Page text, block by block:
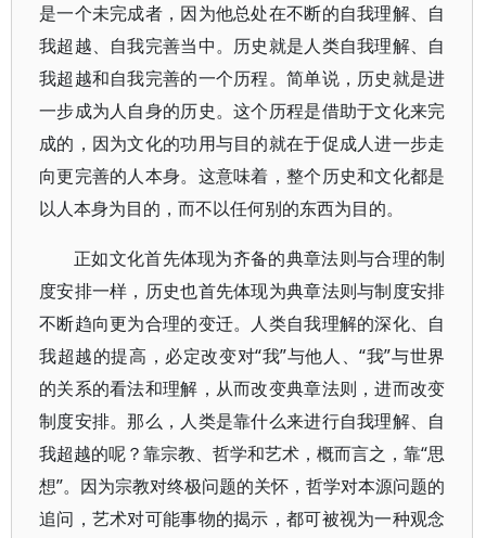
是一个未完成者，因为他总处在不断的自我理解、自
我超越、自我完善当中。历史就是人类自我理解、自
我超越和自我完善的一个历程。简单说，历史就是进
一步成为人自身的历史。这个历程是借助于文化来完
成的，因为文化的功用与目的就在于促成人进一步走
向更完善的人本身。这意味着，整个历史和文化都是
以人本身为目的，而不以任何别的东西为目的。
正如文化首先体现为齐备的典章法则与合理的制
度安排一样，历史也首先体现为典章法则与制度安排
不断趋向更为合理的变迁。人类自我理解的深化、自
我超越的提高，必定改变对“我”与他人、“我”与世界
的关系的看法和理解，从而改变典章法则，进而改变
制度安排。那么，人类是靠什么来进行自我理解、自
我超越的呢？靠宗教、哲学和艺术，概而言之，靠“思
想”。因为宗教对终极问题的关怀，哲学对本源问题的
追问，艺术对可能事物的揭示，都可被视为一种观念